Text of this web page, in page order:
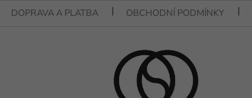
DOPRAVA A PLATBA OBCHODNÍ PODMÍNKY